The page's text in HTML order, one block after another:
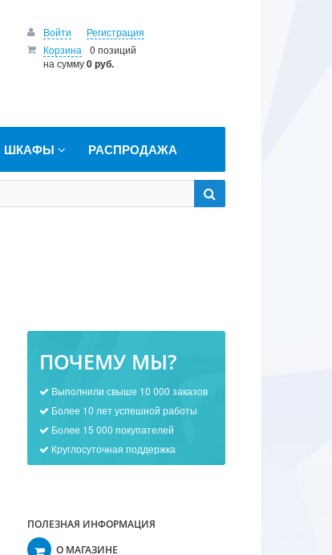
Войти
Регистрация
Корзина
0 позиций
на сумму0 руб.
ШКАФЫ РАСПРОДАЖА
ПОЧЕМУ МЫ?
Выполнили свыше 10 000 заказов
Более 10 лет успешной работы
Более 15 000 покупателей
Круглосуточная поддержка
ПОЛЕЗНАЯ ИНФОРМАЦИЯ
О МАГАЗИНЕ